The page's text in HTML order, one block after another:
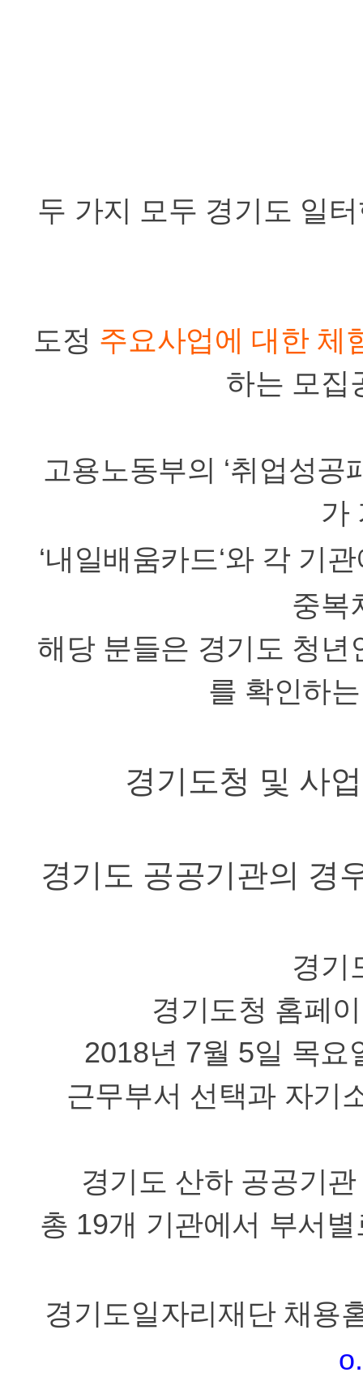
두 가지 모두 경기도 일
도정 주요사업에 대한 체
하는 모집
고용노동부의 ‘취업성공
가
‘내일배움카드‘와 각 기
중복
해당 분들은 경기도 청
를 확인하
경기도청 및 사
경기도 공공기관의 경
경기
경기도청 홈페
2018년 7월 5일 목요
근무부서 선택과 자기
경기도 산하 공공기
총 19개 기관에서 부서
경기도일자리재단 채용